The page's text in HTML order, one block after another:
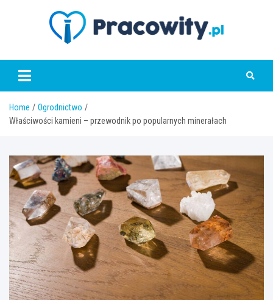
pracowity.pl
Home
Ogrodnictwo
Właściwości kamieni – przewodnik po popularnych minerałach